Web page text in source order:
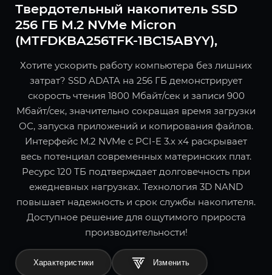
Твердотельный накопитель SSD
256 ГБ M.2 NVMe Micron
(MTFDKBA256TFK-1BC15ABYY),
Хотите ускорить работу компьютера без лишних
затрат? SSD ADATA на 256 ГБ демонстрирует
скорость чтения 1800 Мбайт/сек и записи 900
Мбайт/сек, значительно сокращая время загрузки
ОС, запуска приложений и копирования файлов.
Интерфейс M.2 NVMe с PCI-E 3.x x4 раскрывает
весь потенциал современных материнских плат.
Ресурс 120 ТБ подтверждает долговечность при
ежедневных нагрузках. Технология 3D NAND
повышает надежность и срок службы накопителя.
Доступное решение для ощутимого прироста
производительности!
Характеристики